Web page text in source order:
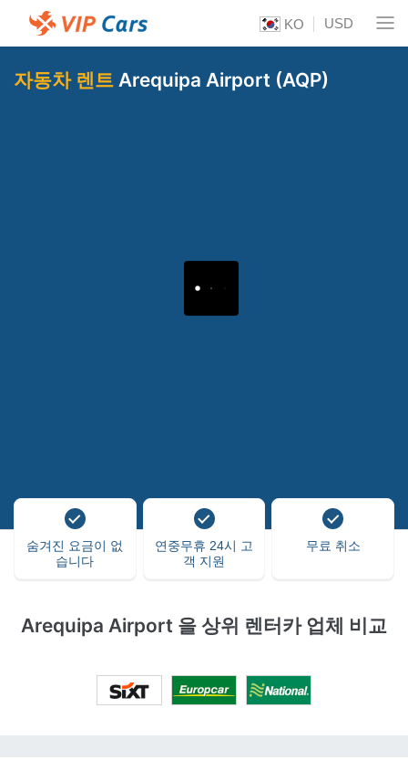
KO USD
자동차 렌트 Arequipa Airport (AQP)
숨겨진 요금이 없
습니다
연중무휴 24시 고
객 지원
무료 취소
Arequipa Airport 을 상위 렌터카 업체 비교